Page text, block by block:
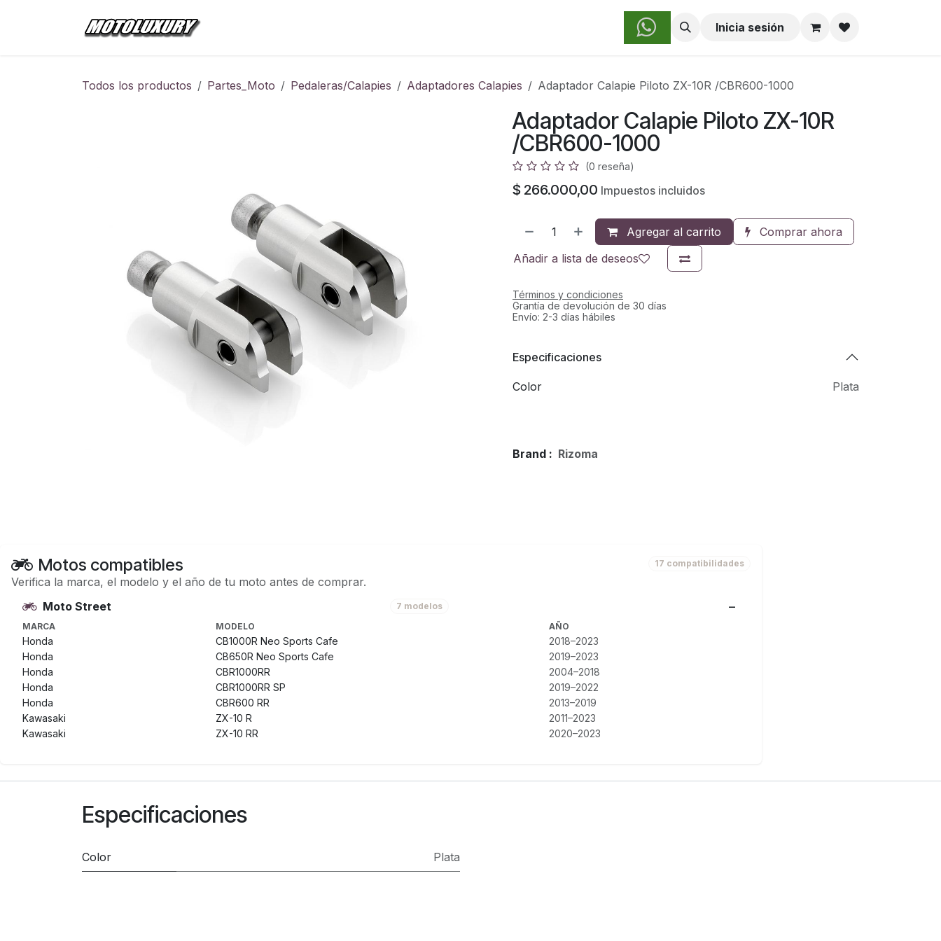
Sobre Nosotros Inicia sesión
Todos los productos Partes_Moto Pedaleras/Calapies Adaptadores Calapies Adaptador Calapie Piloto ZX-10R /CBR600-1000
Adaptador Calapie Piloto ZX-10R
/CBR600-1000
(0 reseña)
$ 266.000,00 Impuestos incluidos
Agregar al carrito
Comprar ahora
Añadir a lista de deseos
Términos y condiciones
Grantía de devolución de 30 días
Envío: 2-3 días hábiles
Especificaciones
Color Plata
Brand : Rizoma
Motos compatibles
Verifica la marca, el modelo y el año de tu moto antes de comprar.
17 compatibilidades
Moto Street
7 modelos
MARCA
MODELO AÑO
Honda CB1000R Neo Sports Cafe
2018–2023
Honda
CB650R Neo Sports Cafe
2019–2023
Honda
CBR1000RR
2004–2018
Honda
CBR1000RR SP
2019–2022
Honda
CBR600 RR
2013–2019
Kawasaki
ZX-10 R
2011–2023
Kawasaki
ZX-10 RR 2020–2023
Especificaciones
Color Plata